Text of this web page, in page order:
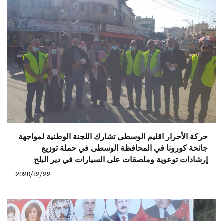
حركة الأحرار اقليم الوسطى تشارك اللجنة الوطنية لمواجهة
جائحة كورونا في المحافظة الوسطى في حملة توزيع
إرشادات توعوية وملصقات على السيارات في دير البلح